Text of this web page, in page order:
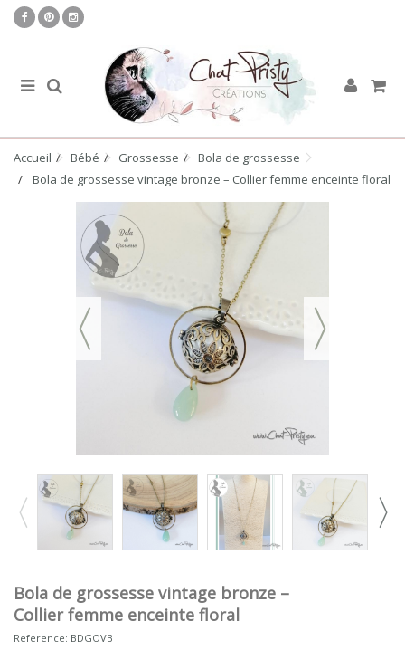
Accueil Bébé Grossesse
Bola de grossesse
Bola de grossesse vintage bronze – Collier femme enceinte floral
Bola de grossesse vintage bronze –
Collier femme enceinte floral
Reference: BDGOVB